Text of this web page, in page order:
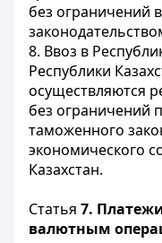
без ограничений
8. Ввоз в
Республики
осуществляются
без ограничений
таможенного
экономического
Казахстан.
Статья 7.
валютным